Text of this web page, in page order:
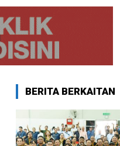
BERITA BERKAITAN